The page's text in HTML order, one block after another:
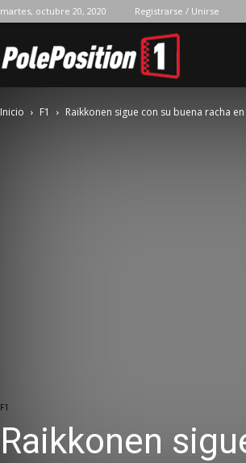
martes, octubre 20, 2020 Registrarse / Unirse
Position
Inicio F1 Raikkonen sigue con su buena racha
F1
Raikkonen